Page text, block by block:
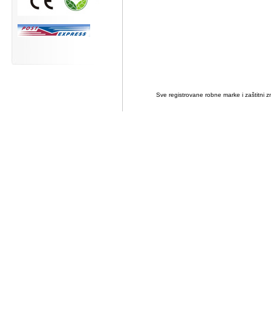
Sve registrovane robne marke i zaštitni